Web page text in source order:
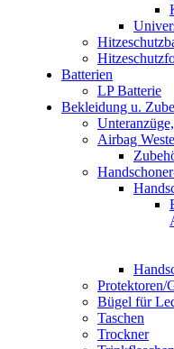
Batterien
LP Batterie
Bekleidung u.
Airbag
Protektoren/
Bügel für
Taschen
Trockner